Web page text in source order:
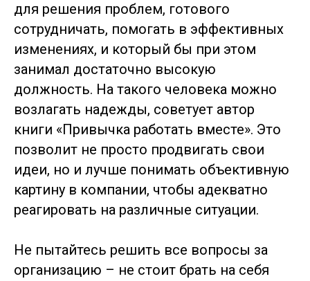
для решения проблем, готового
сотрудничать, помогать в эффективных
изменениях, и который бы при этом
занимал достаточно высокую
должность. На такого человека можно
возлагать надежды, советует автор
книги «Привычка работать вместе». Это
позволит не просто продвигать свои
идеи, но и лучше понимать объективную
картину в компании, чтобы адекватно
реагировать на различные ситуации.
Не пытайтесь решить все вопросы за
организацию – не стоит брать на себя